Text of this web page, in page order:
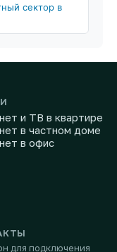
сектор в
и ТВ в квартире
в частном доме
в офис
для подключения